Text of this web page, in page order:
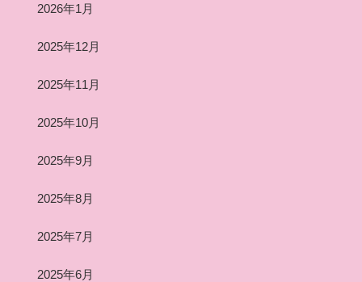
2026年1月
2025年12月
2025年11月
2025年10月
2025年9月
2025年8月
2025年7月
2025年6月